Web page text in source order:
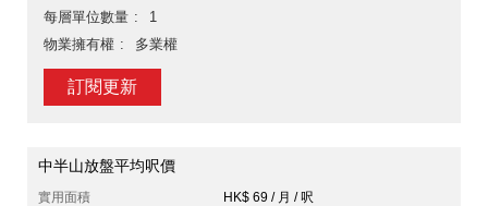
每層單位數量
1
物業擁有權
多業權
訂閱更新
中半山放盤平均呎價
實用面積 HK$ 69 / 月 / 呎